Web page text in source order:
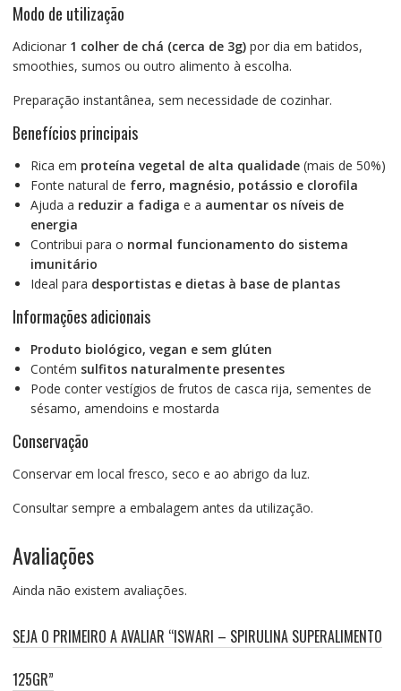
Modo de utilização
Adicionar 1 colher de chá (cerca de 3g)por dia em batidos,
smoothies, sumos ou outro alimento à escolha.
Preparação instantânea, sem necessidade de cozinhar.
Benefícios principais
Rica em proteína vegetal de alta qualidade(mais de 50%)
Fonte natural de ferro, magnésio, potássio e clorofila
Ajuda a reduzir a fadiga e a aumentar os níveis de
energia
Contribui para o normal funcionamento do sistema
imunitário
Ideal para desportistas e dietas à base de plantas
Informações adicionais
Produto biológico, vegan e sem glúten
Contém sulfitos naturalmente presentes
Pode conter vestígios de frutos de casca rija, sementes de
sésamo, amendoins e mostarda
Conservação
Conservar em local fresco, seco e ao abrigo da luz.
Consultar sempre a embalagem antes da utilização.
Avaliações
Ainda não existem avaliações.
SEJA O PRIMEIRO A AVALIAR “ISWARI – SPIRULINA SUPERALIMENTO
125GR”